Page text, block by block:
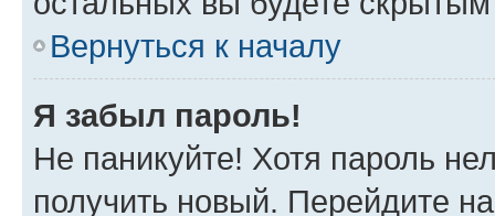
Вернуться к началу
Я забыл пароль!
Не паникуйте! Хотя пароль
получить новый. Перейдите